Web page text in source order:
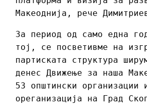
Макеоднија, рече
За период од само една
тој, се посветивме на
партиската структура
денес Движење за наша
53 општински организации
ореганизација на Град